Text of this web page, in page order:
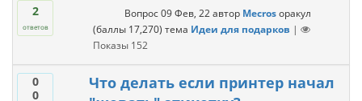
2
ответов
Вопрос 09 Фев, 22 автор Mecros оракул
(баллы 17,270) тема Идеи для подарков |
Показы 152
0
0
Что делать если принтер начал